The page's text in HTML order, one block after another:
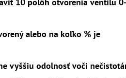
alebo na koľko % je
vyššiu odolnosť voči